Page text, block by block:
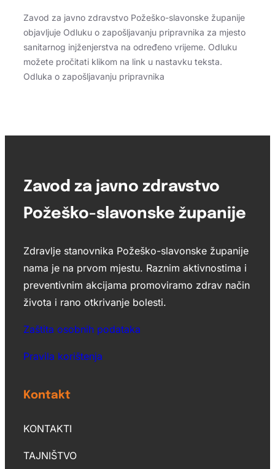
Zavod za javno zdravstvo Požeško-slavonske županije
objavljuje Odluku o zapošljavanju pripravnika za mjesto
sanitarnog injženjerstva na određeno vrijeme. Odluku
možete pročitati klikom na link u nastavku teksta.
Odluka o zapošljavanju pripravnika
Zavod za javno zdravstvo
Požeško-slavonske županije
Zdravlje stanovnika Požeško-slavonske županije
nama je na prvom mjestu. Raznim aktivnostima i
preventivnim akcijama promoviramo zdrav način
života i rano otkrivanje bolesti.
Zaštita osobnih podataka
Pravila korištenja
Kontakt
KONTAKTI
TAJNIŠTVO